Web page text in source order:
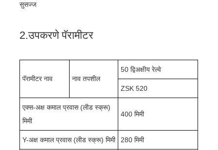
सुसज्ज
2.उपकरणे पॅरामीटर
पॅरामीटर नाव नाव तपशील
50 द्विअक्षीय रेल्वे
ZSK 520
एक्स-अक्ष कमाल प्रवास (लीड स्क्रू)
मिमी
400 मिमी
Y-अक्ष कमाल प्रवास (लीड स्क्रू) मिमी 280 मिमी